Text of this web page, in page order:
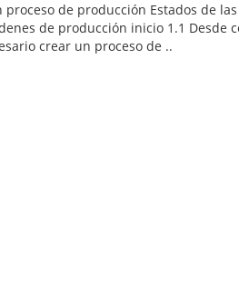
de producción Estados de
de producción inicio 1.1 Desde
crear un proceso de ..